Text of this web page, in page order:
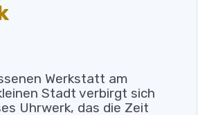
Werkstatt am
Stadt verbirgt sich
Uhrwerk, das die Zeit